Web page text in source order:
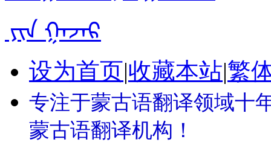
设为首页|收藏本站|繁
专注于蒙古语翻译领域十
蒙古语翻译机构！